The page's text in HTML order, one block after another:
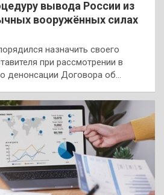
вывода России из
вооружённых силах
назначить своего
при рассмотрении в
денонсации Договора об…